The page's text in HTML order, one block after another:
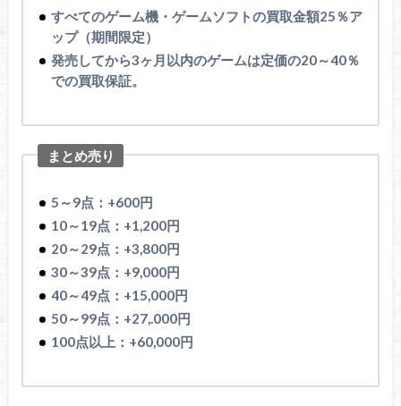
すべてのゲーム機・ゲームソフトの買取金額25％ア
ップ（期間限定）
発売してから3ヶ月以内のゲームは定価の20～40％
での買取保証。
まとめ売り
5～9点：+600円
10～19点：+1,200円
20～29点：+3,800円
30～39点：+9,000円
40～49点：+15,000円
50～99点：+27,.000円
100点以上：+60,000円